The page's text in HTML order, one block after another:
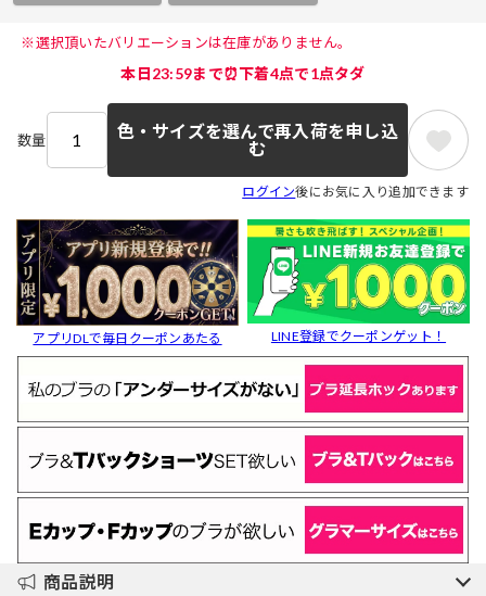
※選択頂いたバリエーションは在庫がありません。
本日23:59まで⏰下着4点で1点タダ
数量
色・サイズを選んで再入荷を申し込
む
ログイン後にお気に入り追加できます
アプリDLで毎日クーポンあたる LINE登録でクーポンゲット！
商品説明